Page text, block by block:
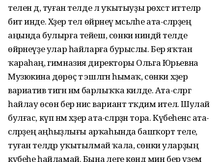
телен дә, туған телде лә уҡытыуҙы рөхсәт иттеләр
бит инде. Хәҙер тел өйрәнеү мәсьәләһе ата-әсәләрҙең
аңында булырға тейеш, сөнки ниндәй телде
өйрәнеүҙе улар һайларға бурыслы. Бер яҡтан
ҡараһаң, гимназия директоры Ольга Юрьевна
Музюкина дөрөҫ тә эшләгән һымаҡ, сөнки хәҙер
вариатив тигән нәмә барлыҡҡа килде. Ата-әсәләргә
һайлау өсөн бер нисә вариант тәҡдим ителә. Шулай
булғас, күп нәмә хәҙер ата-әсәләрҙән тора. Күбеһенсә ата-
әсәләрҙең аңһыҙлығы арҡаһында башҡорт теле,
туған телдәр уҡытылмай ҡала, сөнки уларҙың
күбеһе һайламай. Бына әлеге көндә мин бер үҙем